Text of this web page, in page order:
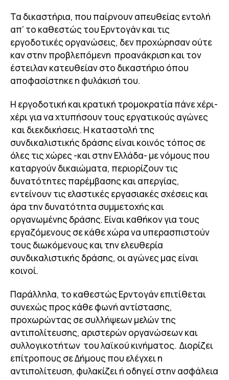
Τα δικαστήρια, που παίρνουν απευθείας εντολή
απ’ το καθεστώς του Ερντογάν και τις
εργοδοτικές οργανώσεις, δεν προχώρησαν ούτε
καν στην προβλεπόμενη προανάκριση και τον
έστειλαν κατευθείαν στο δικαστήριο όπου
αποφασίστηκε η φυλάκισή του.
Η εργοδοτική και κρατική τρομοκρατία πάνε χέρι-
χέρι για να χτυπήσουν τους εργατικούς αγώνες
και διεκδικήσεις. Η καταστολή της
συνδικαλιστικής δράσης είναι κοινός τόπος σε
όλες τις χώρες -και στην Ελλάδα- με νόμους που
καταργούν δικαιώματα, περιορίζουν τις
δυνατότητες παρέμβασης και απεργίας,
εντείνουν τις ελαστικές εργασιακές σχέσεις και
άρα την δυνατότητα συμμετοχής και
οργανωμένης δράσης. Είναι καθήκον για τους
εργαζόμενους σε κάθε χώρα να υπερασπιστούν
τους διωκόμενους και την ελευθερία
συνδικαλιστικής δράσης, οι αγώνες μας είναι
κοινοί.
Παράλληλα, το καθεστώς Ερντογάν επιτίθεται
συνεχώς προς κάθε φωνή αντίστασης,
προχωρώντας σε συλλήψεων μελών της
αντιπολίτευσης, αριστερών οργανώσεων και
συλλογικοτήτων του λαϊκού κινήματος. Διορίζει
επίτροπους σε Δήμους που ελέγχει η
αντιπολίτευση, φυλακίζει ή οδηγεί στην ασφάλεια